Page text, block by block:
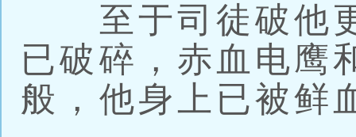
至于司徒破他更
已破碎，赤血电鹰
般，他身上已被鲜